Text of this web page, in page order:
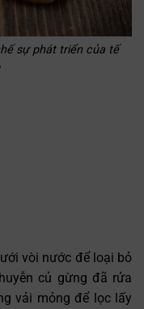
sự phát triển của tế
vòi nước để loại bỏ
củ gừng đã rửa
vải mỏng để lọc lấy